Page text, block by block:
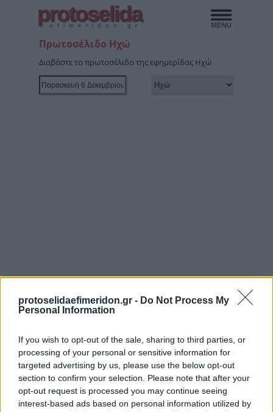
protoselidaefimeridon.gr - Do Not Process My
Personal Information
If you wish to opt-out of the sale, sharing to third parties, or
processing of your personal or sensitive information for
targeted advertising by us, please use the below opt-out
section to confirm your selection. Please note that after your
opt-out request is processed you may continue seeing
interest-based ads based on personal information utilized by
protoselida
efimeridon.gr
Πρωτοσέλιδο Ηχώ
Διαβάστε το πρωτοσέλιδο της εφημερίδας Ηχώ
Προηγούμενη
Μέτοχος
Επόμενη
Δημοπρασιών